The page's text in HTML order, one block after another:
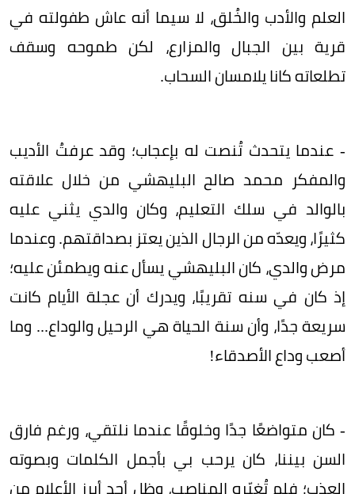
العلم والأدب والخُلق، لا سيما أنه عاش طفولته في
قرية بين الجبال والمزارع، لكن طموحه وسقف
تطلعاته كانا يلامسان السحاب.
- عندما يتحدث تُنصت له بإعجاب؛ وقد عرفتُ الأديب
والمفكر محمد صالح البليهشي من خلال علاقته
بالوالد في سلك التعليم، وكان والدي يثني عليه
كثيرًا، ويعدّه من الرجال الذين يعتز بصداقتهم. وعندما
مرض والدي، كان البليهشي يسأل عنه ويطمئن عليه؛
إذ كان في سنه تقريبًا، ويدرك أن عجلة الأيام كانت
سريعة جدًا، وأن سنة الحياة هي الرحيل والوداع... وما
أصعب وداع الأصدقاء!
- كان متواضعًا جدًا وخلوقًا عندما نلتقي، ورغم فارق
السن بيننا، كان يرحب بي بأجمل الكلمات وبصوته
العذب؛ فلم تُغيّره المناصب، وظل أحد أبرز الأعلام من